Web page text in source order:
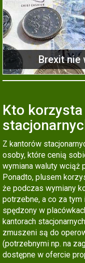
Brexit nie
Grecy:
Kto
Z kantorów
osoby, które cenią
wymiana waluty wciąż
Ponadto, plusem
że podczas wymiany
potrzebne, a co za
spędzony w
kantorach
zmuszeni są do
(potrzebnymi np. na
dostępne w ofercie